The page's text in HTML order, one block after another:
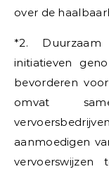
over de
*2.
initiatieven
bevorderen
omvat
aanmoedigen